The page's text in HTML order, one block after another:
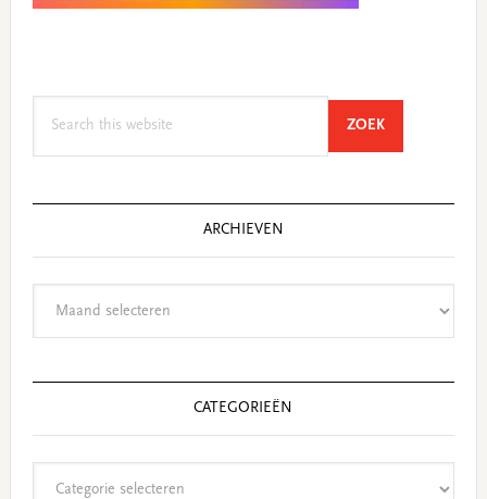
ZOEKSEARCH
ARCHIEVEN
CATEGORIEËN